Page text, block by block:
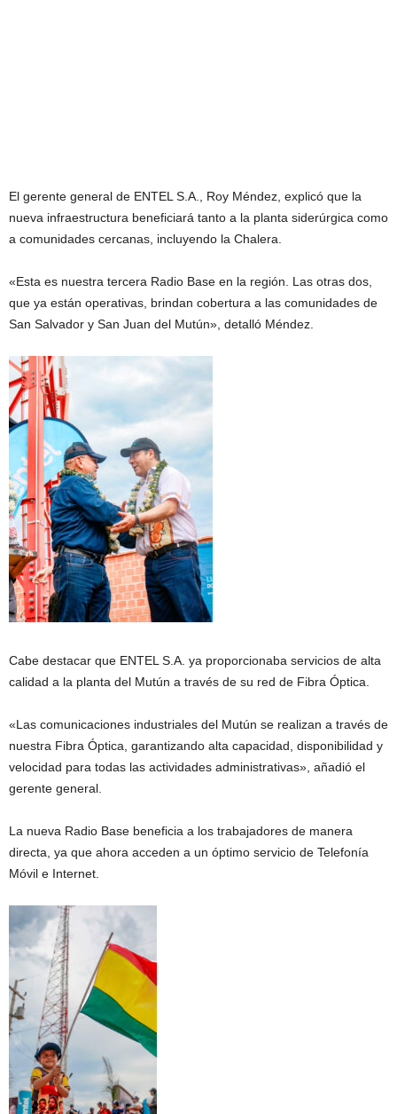
El gerente general de ENTEL S.A., Roy Méndez, explicó que la
nueva infraestructura beneficiará tanto a la planta siderúrgica como
a comunidades cercanas, incluyendo la Chalera.
«Esta es nuestra tercera Radio Base en la región. Las otras dos,
que ya están operativas, brindan cobertura a las comunidades de
San Salvador y San Juan del Mutún», detalló Méndez.
Cabe destacar que ENTEL S.A. ya proporcionaba servicios de alta
calidad a la planta del Mutún a través de su red de Fibra Óptica.
«Las comunicaciones industriales del Mutún se realizan a través de
nuestra Fibra Óptica, garantizando alta capacidad, disponibilidad y
velocidad para todas las actividades administrativas», añadió el
gerente general.
La nueva Radio Base beneficia a los trabajadores de manera
directa, ya que ahora acceden a un óptimo servicio de Telefonía
Móvil e Internet.